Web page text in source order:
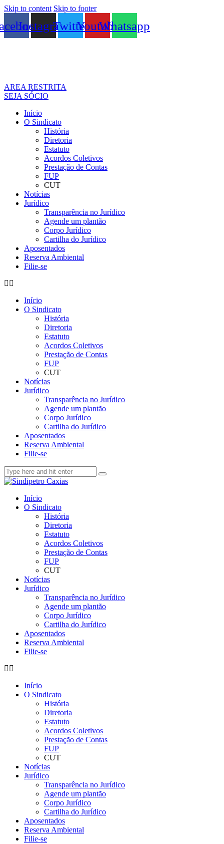
Skip to content Skip to footer
InstagramTwitterYoutubeWhatsapp
AREA RESTRITA
SEJA SÓCIO
Início
O Sindicato
História
Diretoria
Estatuto
Acordos Coletivos
Prestação de Contas
FUP
CUT
Notícias
Jurídico
Transparência no Jurídico
Agende um plantão
Corpo Jurídico
Cartilha do Jurídico
Aposentados
Reserva Ambiental
Filie-se
Início
O Sindicato
História
Diretoria
Estatuto
Acordos Coletivos
Prestação de Contas
FUP
CUT
Notícias
Jurídico
Transparência no Jurídico
Agende um plantão
Corpo Jurídico
Cartilha do Jurídico
Aposentados
Reserva Ambiental
Filie-se
Início
O Sindicato
História
Diretoria
Estatuto
Acordos Coletivos
Prestação de Contas
FUP
CUT
Notícias
Jurídico
Transparência no Jurídico
Agende um plantão
Corpo Jurídico
Cartilha do Jurídico
Aposentados
Reserva Ambiental
Filie-se
Início
O Sindicato
História
Diretoria
Estatuto
Acordos Coletivos
Prestação de Contas
FUP
CUT
Notícias
Jurídico
Transparência no Jurídico
Agende um plantão
Corpo Jurídico
Cartilha do Jurídico
Aposentados
Reserva Ambiental
Filie-se